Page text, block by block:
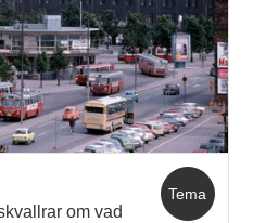
Tema
om vad